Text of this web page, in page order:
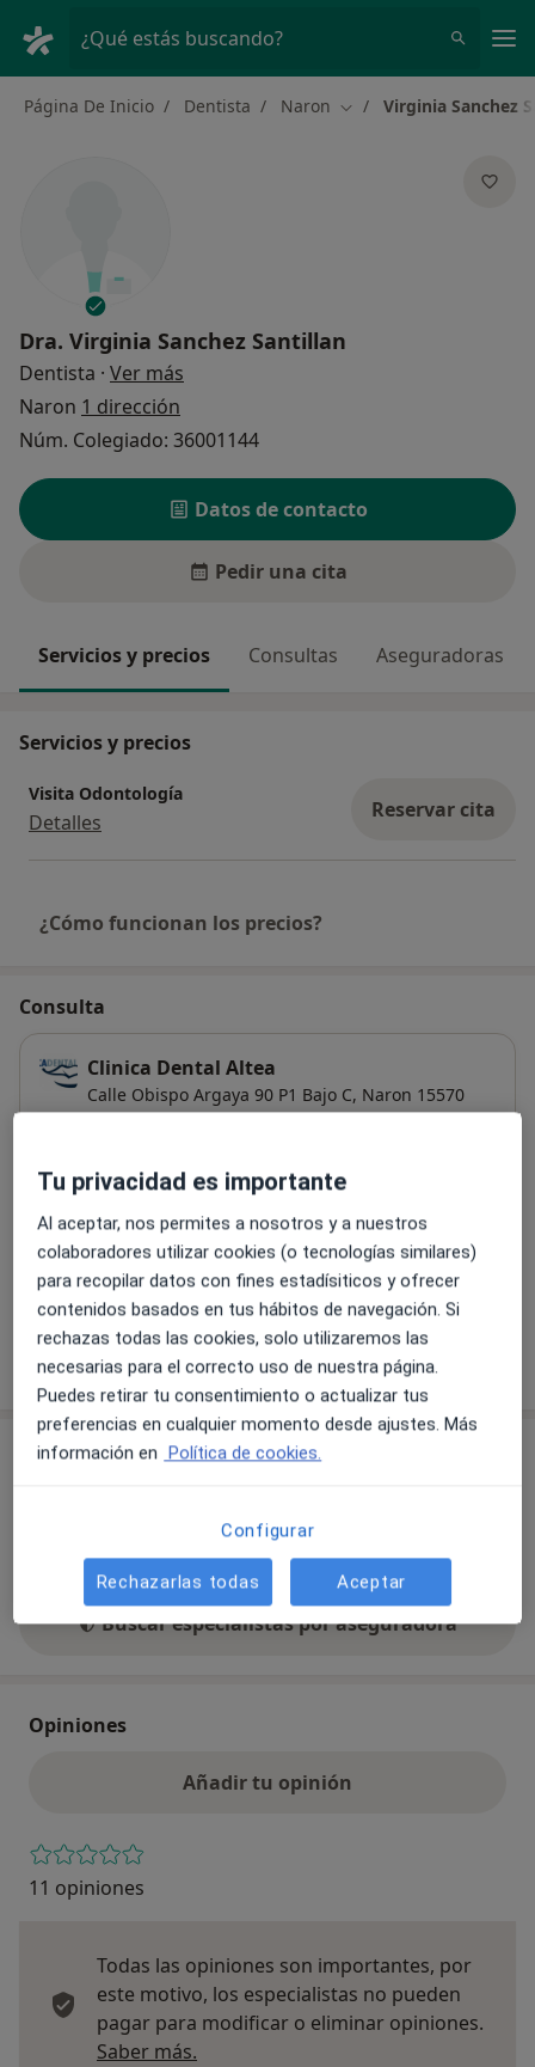
¿Qué estás buscando?
Página De Inicio Dentista Naron Cambiar de ciudad
Virginia Sanchez
Dra. Virginia Sanchez Santillan
Dentista · Ver más
Naron 1 dirección
Núm. Colegiado: 36001144
Datos de contacto
Pedir una cita
Servicios y precios Consultas Aseguradoras
Servicios y precios
Visita Odontología
Detalles Reservar cita
¿Cómo funcionan los precios?
Consulta
Clinica Dental Altea
Calle Obispo Argaya 90 P1 Bajo C, Naron 15570
Ampliarse abre en una nueva
Disponibilidad
Mostrar el calendario
Mostrar más detalles
sobre la dirección
No se aceptan aseguradoras
Puedes pagar la cita de forma privada, o buscar otro
especialista que acepte tu aseguradora.
Buscar especialistas por aseguradora
Opiniones
Añadir tu opinión
11 opiniones
Todas las opiniones son importantes, por
este motivo, los especialistas no pueden
pagar para modificar o eliminar opiniones.
Saber más.
Tu privacidad es importante
Al aceptar, nos permites a nosotros y a nuestros
colaboradores utilizar cookies (o tecnologías similares)
para recopilar datos con fines estadísiticos y ofrecer
contenidos basados en tus hábitos de navegación. Si
rechazas todas las cookies, solo utilizaremos las
necesarias para el correcto uso de nuestra página.
Puedes retirar tu consentimiento o actualizar tus
preferencias en cualquier momento desde ajustes. Más
información en Política de cookies.
Configurar
Rechazarlas todas Aceptar